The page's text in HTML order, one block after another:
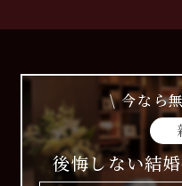
\ 今なら
後悔しない結